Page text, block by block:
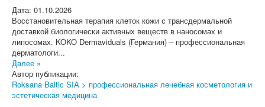
Дата: 01.10.2026
Восстановительная терапия клеток кожи с трансдермальной
доставкой биологически активных веществ в наносомах и
липосомах. KOKO Dermaviduals (Германия) – профессиональная
дерматологи...
Далее »
Автор публикации:
Roksana Baltic SIA > профессиональная лечебная косметология и
эстетическая медицина